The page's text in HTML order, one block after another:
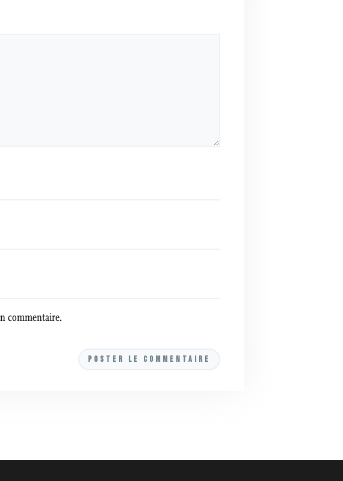
commentaire.